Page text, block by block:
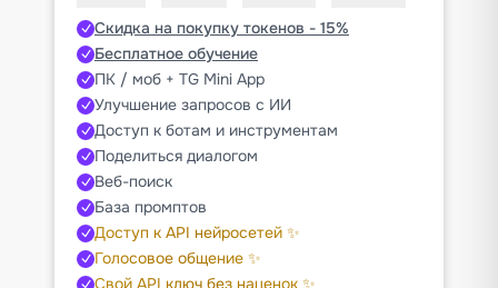
Скидка на покупку токенов - 15%
Бесплатное обучение
ПК / моб + TG Mini App
Улучшение запросов с ИИ
Доступ к ботам и инструментам
Поделиться диалогом
Веб-поиск
База промптов
Доступ к API нейросетей ✨
Голосовое общение ✨
Свой API ключ без наценок ✨